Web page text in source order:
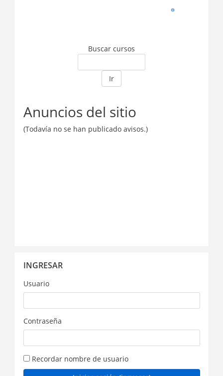
Buscar cursos
Ir
Anuncios del sitio
(Todavía no se han publicado avisos.)
Ingresar
INGRESAR
Usuario
Contraseña
Recordar nombre de usuario